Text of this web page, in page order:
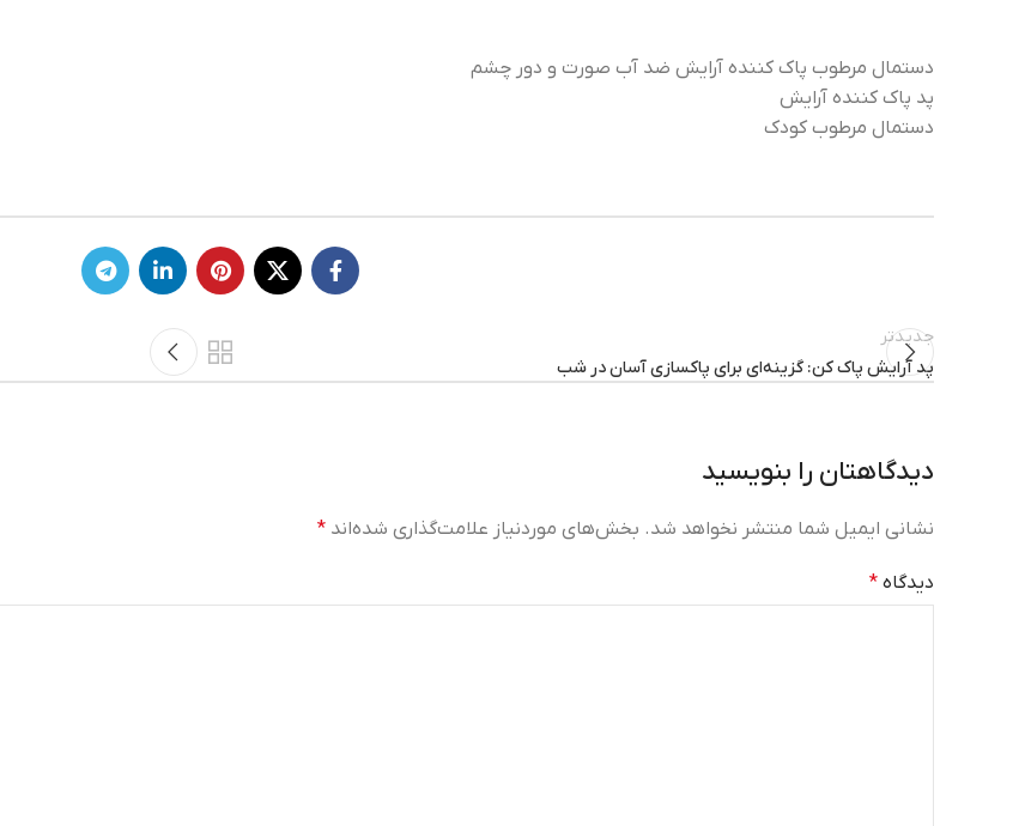
دستمال مرطوب پاک کننده آرایش ضد آب صورت و دور چشم
پد پاک کننده آرایش
دستمال مرطوب کودک
جدیدتر
پد آرایش پاک کن: گزینه‌ای برای پاکسازی آسان در شب
دیدگاهتان را بنویسید
نشانی ایمیل شما منتشر نخواهد شد. بخش‌های موردنیاز علامت‌گذاری شده‌اند *
دیدگاه *